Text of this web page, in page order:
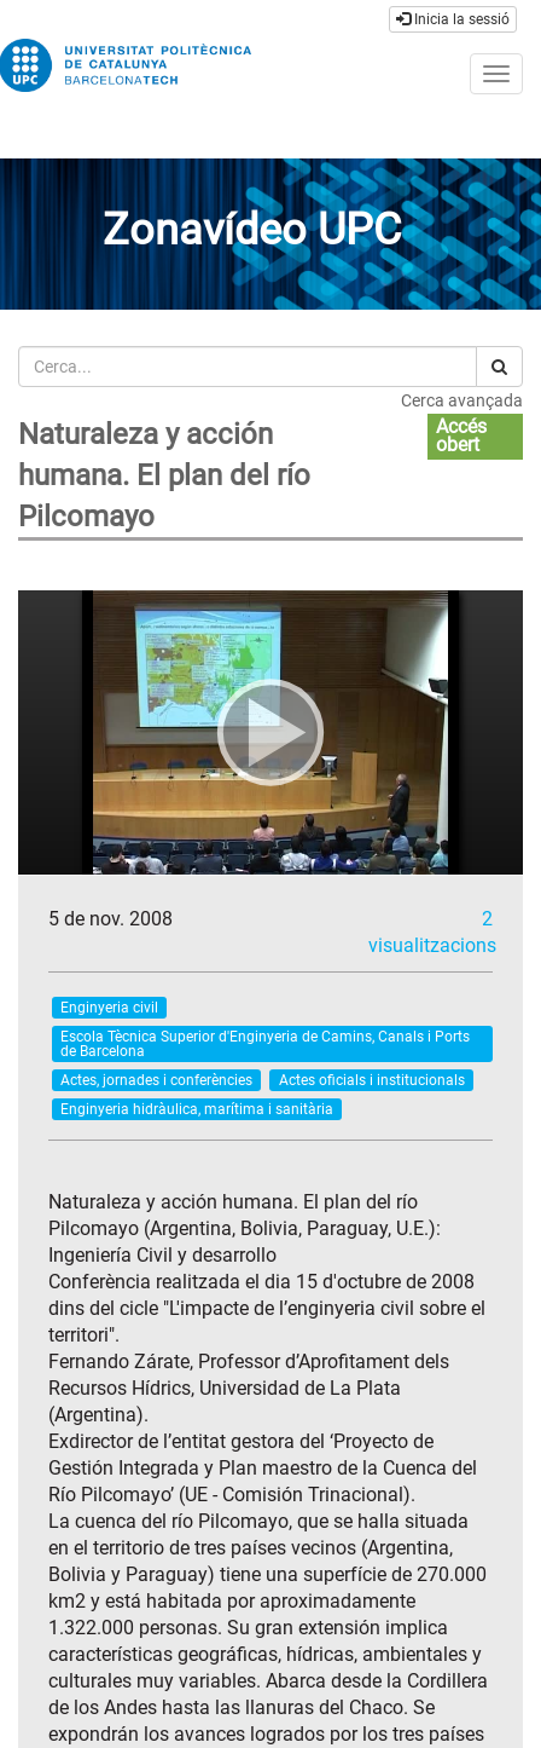
Inicia la sessió
Zonavídeo UPC
Cerca
Cerca avançada
Naturaleza y acción
humana. El plan del río
Pilcomayo
Accés
obert
5 de nov. 2008
2
visualitzacions
Enginyeria civil
Escola Tècnica Superior d'Enginyeria de Camins, Canals i Ports
de Barcelona
Actes, jornades i conferències
Actes oficials i institucionals
Enginyeria hidràulica, marítima i sanitària
Naturaleza y acción humana. El plan del río
Pilcomayo (Argentina, Bolivia, Paraguay, U.E.):
Ingeniería Civil y desarrollo
Conferència realitzada el dia 15 d'octubre de 2008
dins del cicle "L'impacte de l’enginyeria civil sobre el
territori".
Fernando Zárate, Professor d’Aprofitament dels
Recursos Hídrics, Universidad de La Plata
(Argentina).
Exdirector de l’entitat gestora del ‘Proyecto de
Gestión Integrada y Plan maestro de la Cuenca del
Río Pilcomayo’ (UE - Comisión Trinacional).
La cuenca del río Pilcomayo, que se halla situada
en el territorio de tres países vecinos (Argentina,
Bolivia y Paraguay) tiene una superfície de 270.000
km2 y está habitada por aproximadamente
1.322.000 personas. Su gran extensión implica
características geográficas, hídricas, ambientales y
culturales muy variables. Abarca desde la Cordillera
de los Andes hasta las llanuras del Chaco. Se
expondrán los avances logrados por los tres países